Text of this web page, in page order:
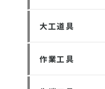
大工道具
作業工具